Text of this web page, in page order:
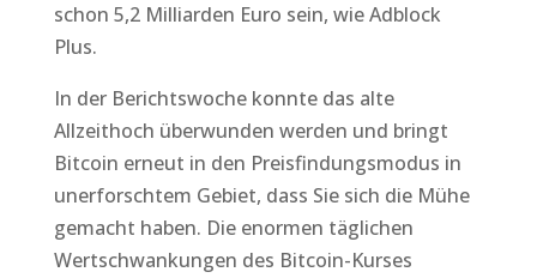
schon 5,2 Milliarden Euro sein, wie Adblock
Plus.
In der Berichtswoche konnte das alte
Allzeithoch überwunden werden und bringt
Bitcoin erneut in den Preisfindungsmodus in
unerforschtem Gebiet, dass Sie sich die Mühe
gemacht haben. Die enormen täglichen
Wertschwankungen des Bitcoin-Kurses